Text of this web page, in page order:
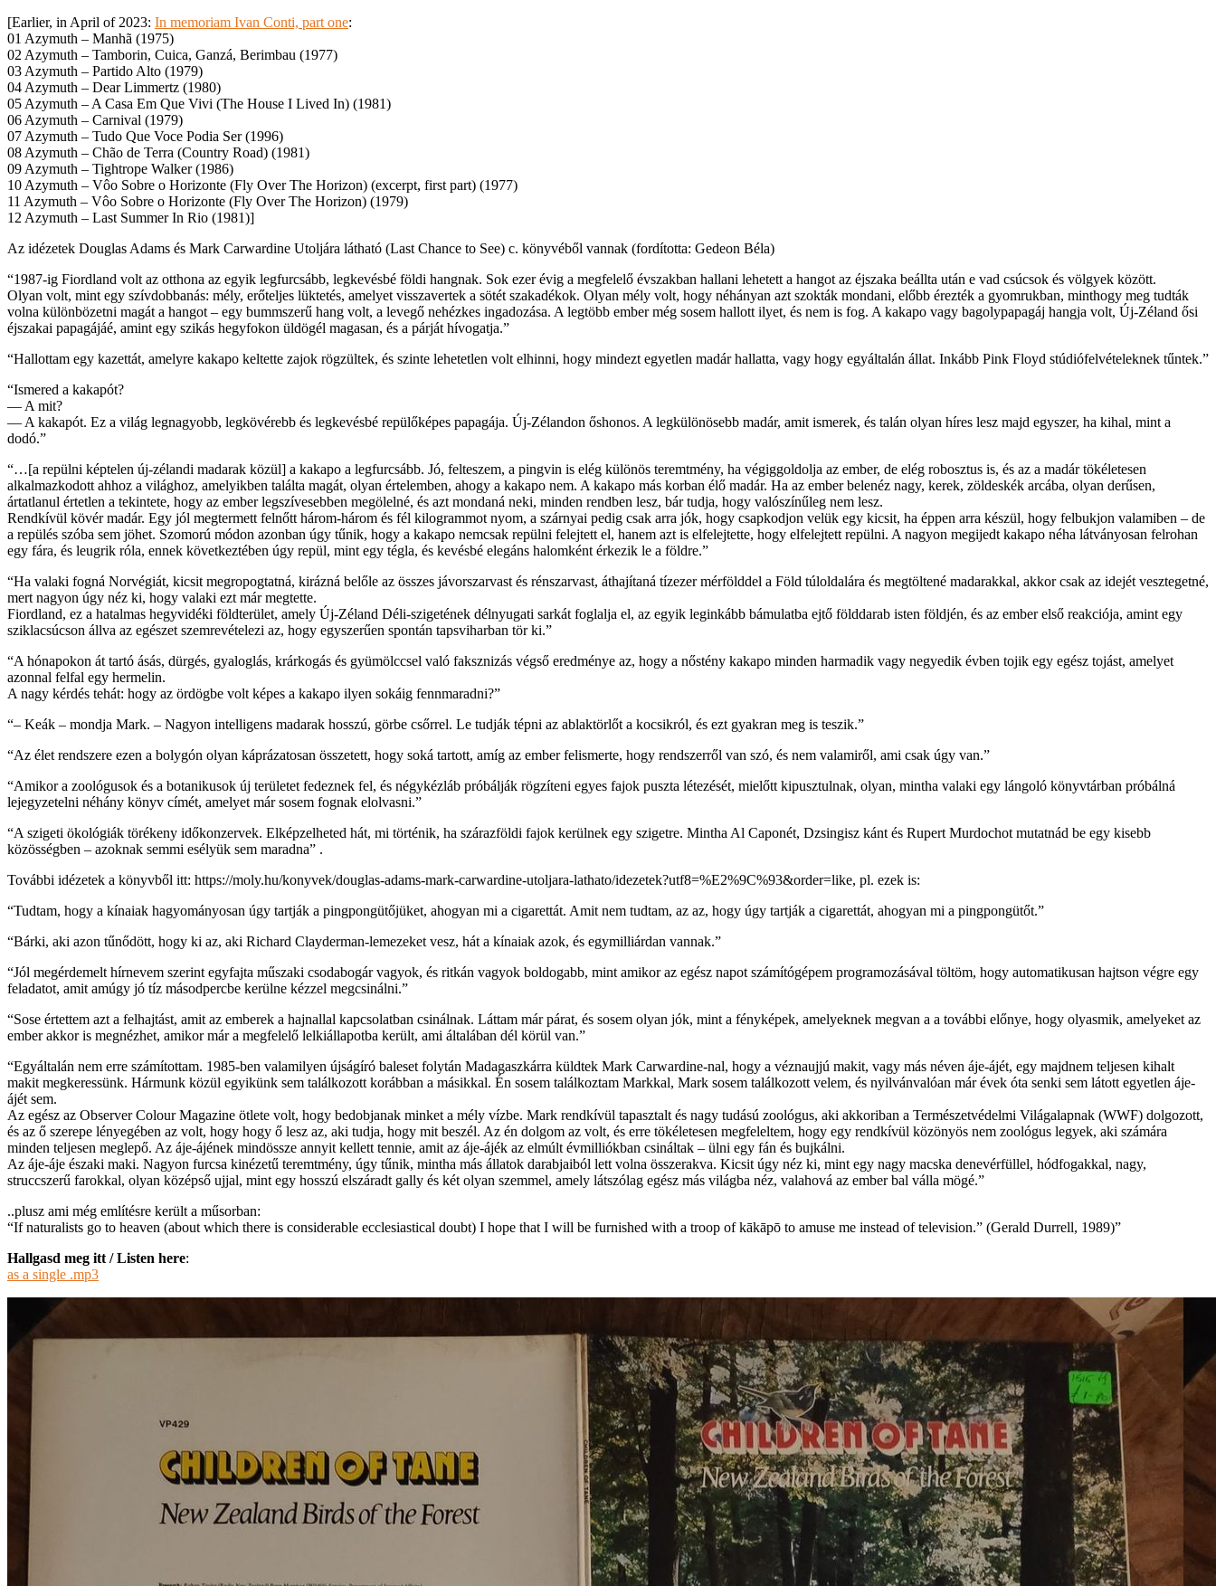
[Earlier, in April of 2023: In memoriam Ivan Conti, part one:
01 Azymuth – Manhã (1975)
02 Azymuth – Tamborin, Cuica, Ganzá, Berimbau (1977)
03 Azymuth – Partido Alto (1979)
04 Azymuth – Dear Limmertz (1980)
05 Azymuth – A Casa Em Que Vivi (The House I Lived In) (1981)
06 Azymuth – Carnival (1979)
07 Azymuth – Tudo Que Voce Podia Ser (1996)
08 Azymuth – Chão de Terra (Country Road) (1981)
09 Azymuth – Tightrope Walker (1986)
10 Azymuth – Vôo Sobre o Horizonte (Fly Over The Horizon) (excerpt, first part) (1977)
11 Azymuth – Vôo Sobre o Horizonte (Fly Over The Horizon) (1979)
12 Azymuth – Last Summer In Rio (1981)]
Az idézetek Douglas Adams és Mark Carwardine Utoljára látható (Last Chance to See) c. könyvéből vannak (fordította: Gedeon Béla)
“1987-ig Fiordland volt az otthona az egyik legfurcsább, legkevésbé földi hangnak. Sok ezer évig a megfelelő évszakban hallani lehetett a hangot az éjszaka beállta után e vad csúcsok és völgyek között.
Olyan volt, mint egy szívdobbanás: mély, erőteljes lüktetés, amelyet visszavertek a sötét szakadékok. Olyan mély volt, hogy néhányan azt szokták mondani, előbb érezték a gyomrukban, minthogy meg tudták
volna különbözetni magát a hangot – egy bummszerű hang volt, a levegő nehézkes ingadozása. A legtöbb ember még sosem hallott ilyet, és nem is fog. A kakapo vagy bagolypapagáj hangja volt, Új-Zéland ősi
éjszakai papagájáé, amint egy szikás hegyfokon üldögél magasan, és a párját hívogatja.”
“Hallottam egy kazettát, amelyre kakapo keltette zajok rögzültek, és szinte lehetetlen volt elhinni, hogy mindezt egyetlen madár hallatta, vagy hogy egyáltalán állat. Inkább Pink Floyd stúdiófelvételeknek tűntek.”
“Ismered a kakapót?
— A mit?
— A kakapót. Ez a világ legnagyobb, legkövérebb és legkevésbé repülőképes papagája. Új-Zélandon őshonos. A legkülönösebb madár, amit ismerek, és talán olyan híres lesz majd egyszer, ha kihal, mint a
dodó.”
“…[a repülni képtelen új-zélandi madarak közül] a kakapo a legfurcsább. Jó, felteszem, a pingvin is elég különös teremtmény, ha végiggoldolja az ember, de elég robosztus is, és az a madár tökéletesen
alkalmazkodott ahhoz a világhoz, amelyikben találta magát, olyan értelemben, ahogy a kakapo nem. A kakapo más korban élő madár. Ha az ember belenéz nagy, kerek, zöldeskék arcába, olyan derűsen,
ártatlanul értetlen a tekintete, hogy az ember legszívesebben megölelné, és azt mondaná neki, minden rendben lesz, bár tudja, hogy valószínűleg nem lesz.
Rendkívül kövér madár. Egy jól megtermett felnőtt három-három és fél kilogrammot nyom, a szárnyai pedig csak arra jók, hogy csapkodjon velük egy kicsit, ha éppen arra készül, hogy felbukjon valamiben – de
a repülés szóba sem jöhet. Szomorú módon azonban úgy tűnik, hogy a kakapo nemcsak repülni felejtett el, hanem azt is elfelejtette, hogy elfelejtett repülni. A nagyon megijedt kakapo néha látványosan felrohan
egy fára, és leugrik róla, ennek következtében úgy repül, mint egy tégla, és kevésbé elegáns halomként érkezik le a földre.”
“Ha valaki fogná Norvégiát, kicsit megropogtatná, kirázná belőle az összes jávorszarvast és rénszarvast, áthajítaná tízezer mérfölddel a Föld túloldalára és megtöltené madarakkal, akkor csak az idejét vesztegetné,
mert nagyon úgy néz ki, hogy valaki ezt már megtette.
Fiordland, ez a hatalmas hegyvidéki földterület, amely Új-Zéland Déli-szigetének délnyugati sarkát foglalja el, az egyik leginkább bámulatba ejtő földdarab isten földjén, és az ember első reakciója, amint egy
sziklacsúcson állva az egészet szemrevételezi az, hogy egyszerűen spontán tapsviharban tör ki.”
“A hónapokon át tartó ásás, dürgés, gyaloglás, krárkogás és gyümölccsel való faksznizás végső eredménye az, hogy a nőstény kakapo minden harmadik vagy negyedik évben tojik egy egész tojást, amelyet
azonnal felfal egy hermelin.
A nagy kérdés tehát: hogy az ördögbe volt képes a kakapo ilyen sokáig fennmaradni?”
“– Keák – mondja Mark. – Nagyon intelligens madarak hosszú, görbe csőrrel. Le tudják tépni az ablaktörlőt a kocsikról, és ezt gyakran meg is teszik.”
“Az élet rendszere ezen a bolygón olyan káprázatosan összetett, hogy soká tartott, amíg az ember felismerte, hogy rendszerről van szó, és nem valamiről, ami csak úgy van.”
“Amikor a zoológusok és a botanikusok új területet fedeznek fel, és négykézláb próbálják rögzíteni egyes fajok puszta létezését, mielőtt kipusztulnak, olyan, mintha valaki egy lángoló könyvtárban próbálná
lejegyzetelni néhány könyv címét, amelyet már sosem fognak elolvasni.”
“A szigeti ökológiák törékeny időkonzervek. Elképzelheted hát, mi történik, ha szárazföldi fajok kerülnek egy szigetre. Mintha Al Caponét, Dzsingisz kánt és Rupert Murdochot mutatnád be egy kisebb
közösségben – azoknak semmi esélyük sem maradna” .
További idézetek a könyvből itt: https://moly.hu/konyvek/douglas-adams-mark-carwardine-utoljara-lathato/idezetek?utf8=%E2%9C%93&order=like, pl. ezek is:
“Tudtam, hogy a kínaiak hagyományosan úgy tartják a pingpongütőjüket, ahogyan mi a cigarettát. Amit nem tudtam, az az, hogy úgy tartják a cigarettát, ahogyan mi a pingpongütőt.”
“Bárki, aki azon tűnődött, hogy ki az, aki Richard Clayderman-lemezeket vesz, hát a kínaiak azok, és egymilliárdan vannak.”
“Jól megérdemelt hírnevem szerint egyfajta műszaki csodabogár vagyok, és ritkán vagyok boldogabb, mint amikor az egész napot számítógépem programozásával töltöm, hogy automatikusan hajtson végre egy
feladatot, amit amúgy jó tíz másodpercbe kerülne kézzel megcsinálni.”
“Sose értettem azt a felhajtást, amit az emberek a hajnallal kapcsolatban csinálnak. Láttam már párat, és sosem olyan jók, mint a fényképek, amelyeknek megvan a a további előnye, hogy olyasmik, amelyeket az
ember akkor is megnézhet, amikor már a megfelelő lelkiállapotba került, ami általában dél körül van.”
“Egyáltalán nem erre számítottam. 1985-ben valamilyen újságíró baleset folytán Madagaszkárra küldtek Mark Carwardine-nal, hogy a véznaujjú makit, vagy más néven áje-ájét, egy majdnem teljesen kihalt
makit megkeressünk. Hármunk közül egyikünk sem találkozott korábban a másikkal. Én sosem találkoztam Markkal, Mark sosem találkozott velem, és nyilvánvalóan már évek óta senki sem látott egyetlen áje-
ájét sem.
Az egész az Observer Colour Magazine ötlete volt, hogy bedobjanak minket a mély vízbe. Mark rendkívül tapasztalt és nagy tudású zoológus, aki akkoriban a Természetvédelmi Világalapnak (WWF) dolgozott,
és az ő szerepe lényegében az volt, hogy hogy ő lesz az, aki tudja, hogy mit beszél. Az én dolgom az volt, és erre tökéletesen megfeleltem, hogy egy rendkívül közönyös nem zoológus legyek, aki számára
minden teljesen meglepő. Az áje-ájének mindössze annyit kellett tennie, amit az áje-ájék az elmúlt évmilliókban csináltak – ülni egy fán és bujkálni.
Az áje-áje északi maki. Nagyon furcsa kinézetű teremtmény, úgy tűnik, mintha más állatok darabjaiból lett volna összerakva. Kicsit úgy néz ki, mint egy nagy macska denevérfüllel, hódfogakkal, nagy,
struccszerű farokkal, olyan középső ujjal, mint egy hosszú elszáradt gally és két olyan szemmel, amely látszólag egész más világba néz, valahová az ember bal válla mögé.”
..plusz ami még említésre került a műsorban:
“If naturalists go to heaven (about which there is considerable ecclesiastical doubt) I hope that I will be furnished with a troop of kākāpō to amuse me instead of television.” (Gerald Durrell, 1989)”
Hallgasd meg itt / Listen here:
as a single .mp3